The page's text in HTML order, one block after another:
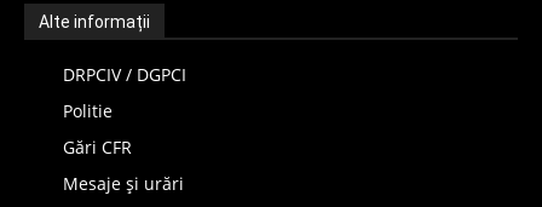
Alte informații
DRPCIV / DGPCI
Politie
Gări CFR
Mesaje și urări